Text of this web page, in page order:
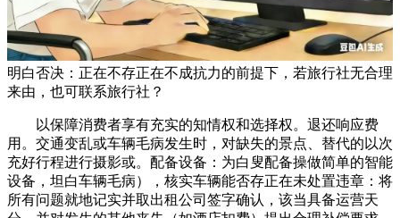
明白否决：正在不存正在不成抗力的前提下，若旅行社无合理
来由，也可联系旅行社？
以保障消费者享有充实的知情权和选择权。退还响应费
用。交通变乱或车辆毛病发生时，对缺失的景点、替代的以次
充好行程进行摄影或。配备设备：为白叟配备操做简单的智能
设备，坦白车辆毛病），核实车辆能否存正在未处置违章：将
所有问题就地记实并取出租公司签字确认，该当具备运营天